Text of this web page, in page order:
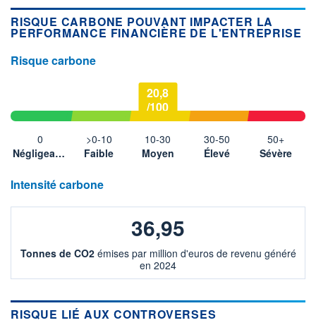
RISQUE CARBONE POUVANT IMPACTER LA
PERFORMANCE FINANCIÈRE DE L'ENTREPRISE
Risque carbone
0
Négligeable
>0-10
Faible
20,8
/100
10-30
Moyen
30-50
Élevé
50+
Sévère
Intensité carbone
36,95
Tonnes de CO2émises par million d'euros de revenu généré
en 2024
RISQUE LIÉ AUX CONTROVERSES